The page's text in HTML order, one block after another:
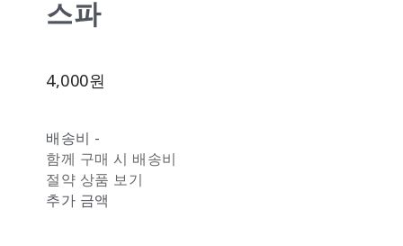
스파
4,000원
배송비 -
함께 구매 시 배송비
절약 상품 보기
추가 금액